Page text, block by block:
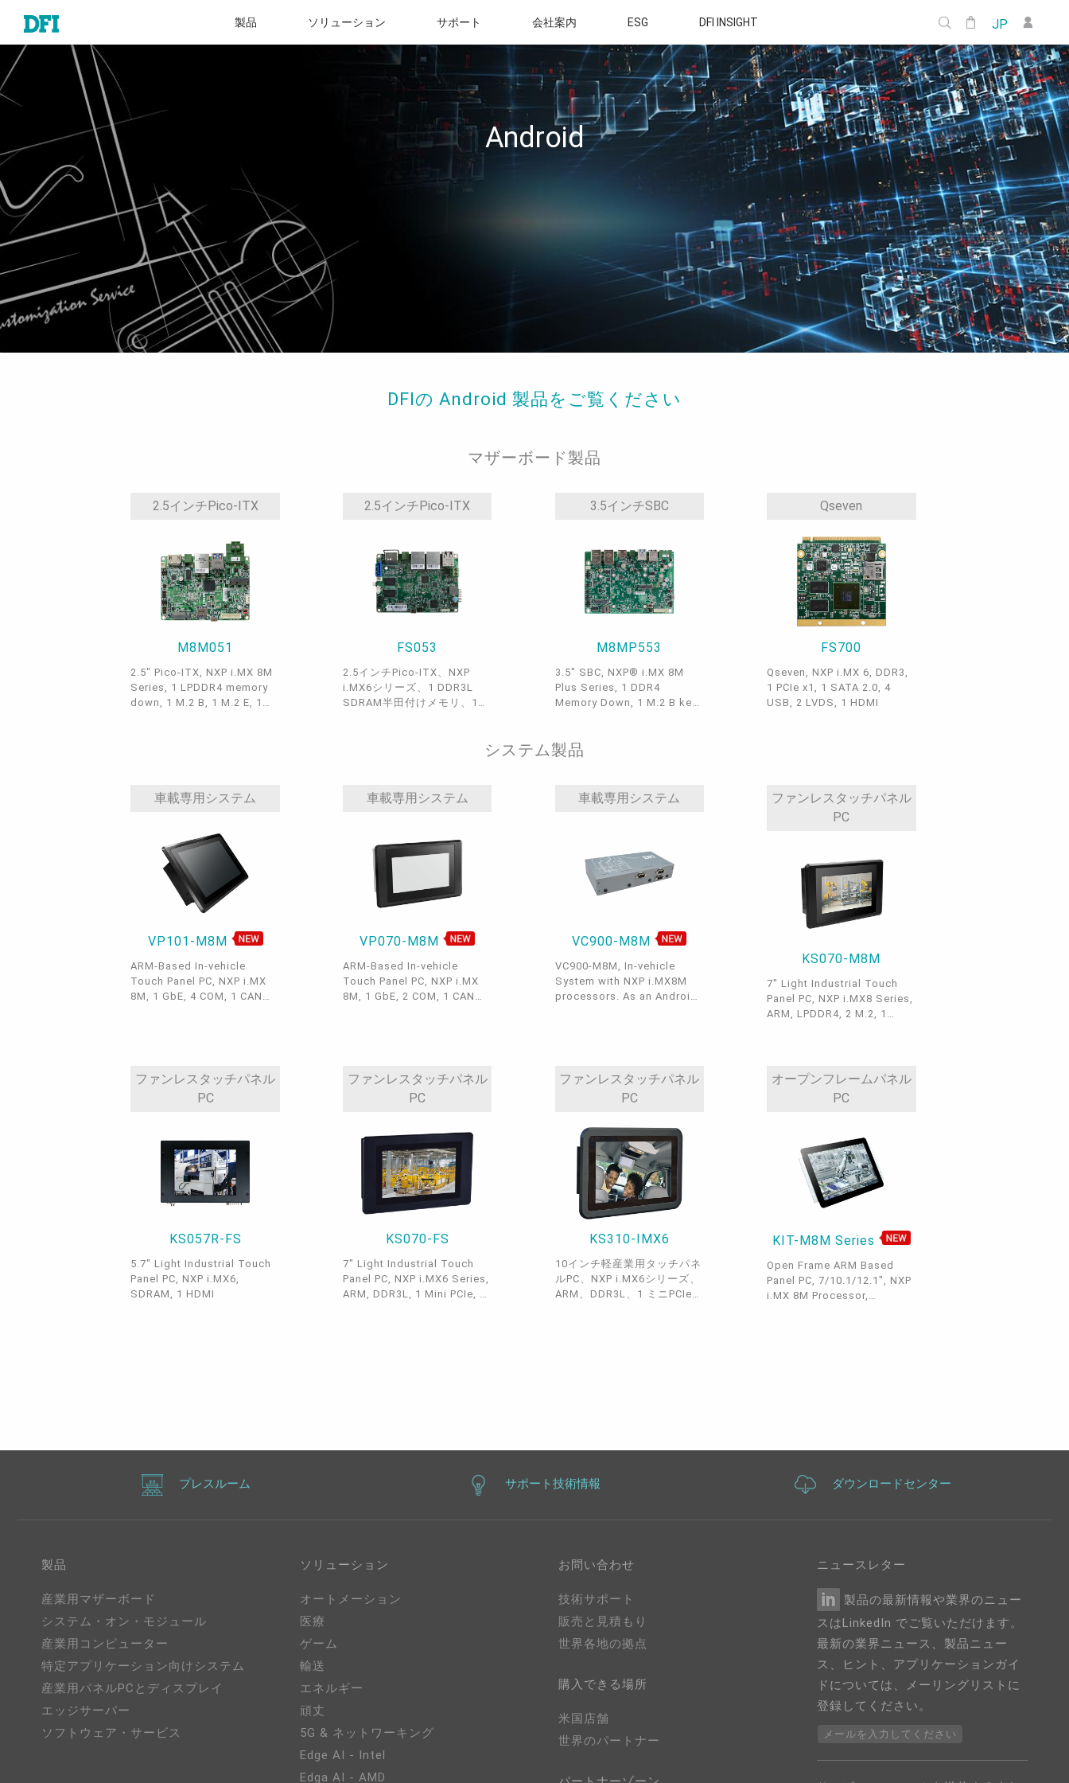
製品 ソリューション サポート 会社案内 ESG DFI INSIGHT JP
Android
DFIの Android 製品をご覧ください
マザーボード製品
2.5インチPico-ITX
M8M051
2.5" Pico-ITX, NXP i.MX 8M
Series, 1 LPDDR4 memory
down, 1 M.2 B, 1 M.2 E, 1
2.5インチPico-ITX
FS053
2.5インチPico-ITX、NXP
i.MX6シリーズ、1 DDR3L
SDRAM半田付けメモリ、1
3.5インチSBC
M8MP553
3.5" SBC, NXP® i.MX 8M
Plus Series, 1 DDR4
Memory Down, 1 M.2 B key,
LVDS, 1 Micro USB OTG, 2
CANBus, 1 Camera CSI,
9~36V, Fanless
Qseven
FS700
Qseven, NXP i.MX 6, DDR3,
1 PCIe x1, 1 SATA 2.0, 4
USB, 2 LVDS, 1 HDMI
システム製品
車載専用システム
VP101-M8M
ARM-Based In-vehicle
Touch Panel PC, NXP i.MX
8M, 1 GbE, 4 COM, 1 CAN
車載専用システム
VP070-M8M
ARM-Based In-vehicle
Touch Panel PC, NXP i.MX
8M, 1 GbE, 2 COM, 1 CAN
車載専用システム
VC900-M8M
VC900-M8M, In-vehicle
System with NXP i.MX8M
processors. As an Android
vehicle dispatch, fleet
management, and IoT edge
computing applications.
ファンレスタッチパネル
PC
KS070-M8M
7" Light Industrial Touch
Panel PC, NXP i.MX8 Series,
ARM, LPDDR4, 2 M.2, 1
ファンレスタッチパネル
PC
KS057R-FS
5.7" Light Industrial Touch
Panel PC, NXP i.MX6,
SDRAM, 1 HDMI
ファンレスタッチパネル
PC
KS070-FS
7" Light Industrial Touch
Panel PC, NXP i.MX6 Series,
ARM, DDR3L, 1 Mini PCIe, 1
ファンレスタッチパネル
PC
KS310-IMX6
10インチ軽産業用タッチパネ
ルPC、NXP i.MX6シリーズ、
ARM、DDR3L、1 ミニPCIe、
オープンフレームパネル
PC
KIT-M8M Series
Open Frame ARM Based
Panel PC, 7/10.1/12.1", NXP
i.MX 8M Processor,
プレスルーム サポート技術情報 ダウンロードセンター
製品
産業用マザーボード
システム・オン・モジュール
産業用コンピューター
特定アプリケーション向けシステム
産業用パネルPCとディスプレイ
エッジサーバー
ソフトウェア・サービス
ソリューション
オートメーション
医療
ゲーム
輸送
エネルギー
頑丈
5G & ネットワーキング
Edge AI - Intel
Edga AI - AMD
お問い合わせ
技術サポート
販売と見積もり
世界各地の拠点
購入できる場所
米国店舗
世界のパートナー
ニュースレター
製品の最新情報や業界のニュー
スはLinkedIn でご覧いただけます。
最新の業界ニュース、製品ニュー
ス、ヒント、アプリケーションガイ
ドについては、メーリングリストに
登録してください。
メールを入力してください